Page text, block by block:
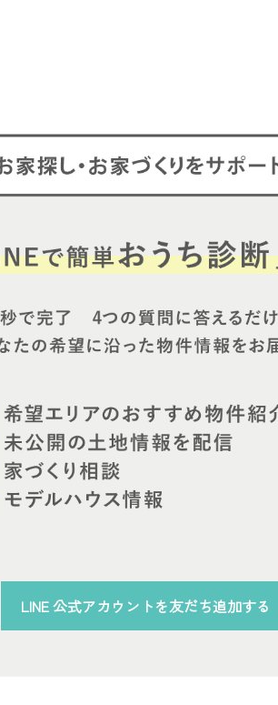
LINE 公式アカウントを友だち追加する